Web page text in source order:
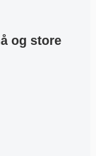
og store